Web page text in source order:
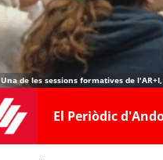
Una de les sessions formatives de
El Periòdic